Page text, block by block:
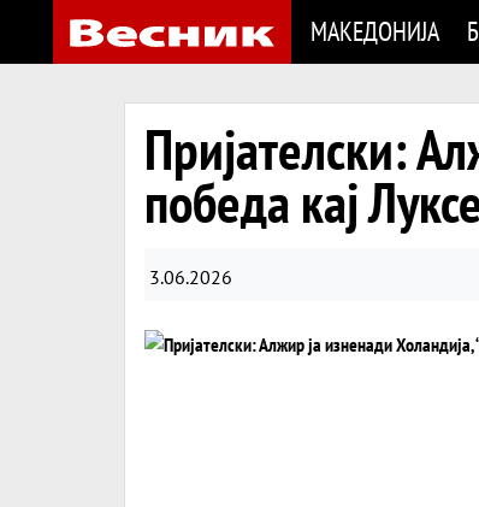
МАКЕДОНИЈА
Пријателски:
победа кај
3.06.2026